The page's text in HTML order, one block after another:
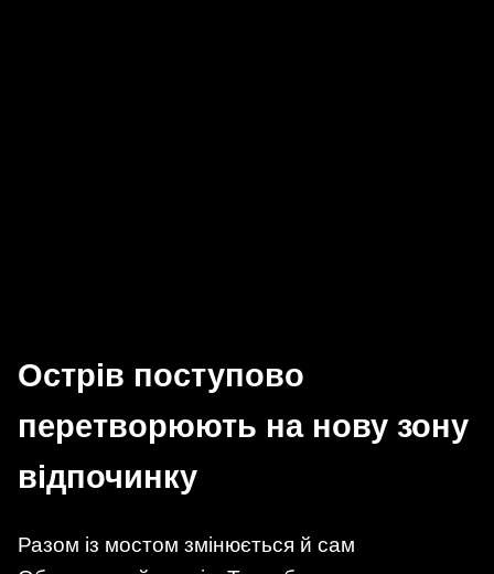
Острів поступово
перетворюють на нову зону
відпочинку
Разом із мостом змінюється й сам